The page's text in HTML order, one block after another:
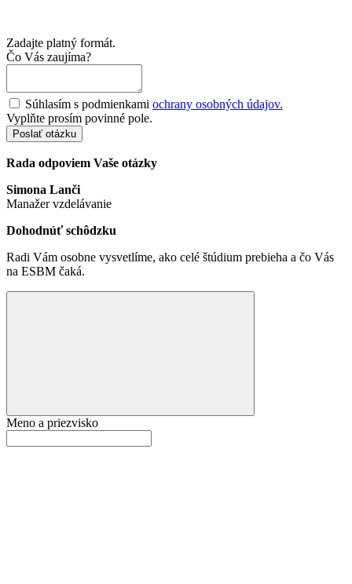
Zadajte platný formát.
Čo Vás zaujíma?
Súhlasím s podmienkami ochrany osobných údajov.
Vyplňte prosím povinné pole.
Poslať otázku
Rada odpoviem Vaše otázky
Simona Lanči
Manažer vzdelávanie
Dohodnúť schôdzku
Radi Vám osobne vysvetlíme, ako celé štúdium prebieha a čo Vás
na ESBM čaká.
Meno a priezvisko